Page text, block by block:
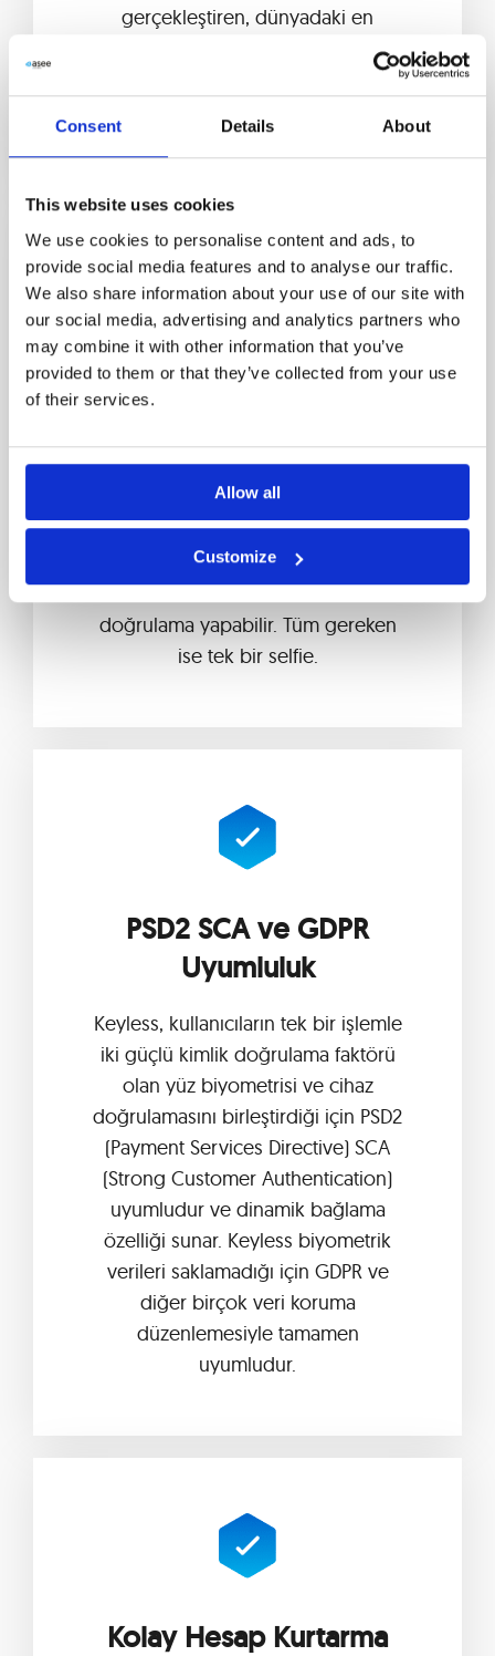
Consent Details About
This website uses cookies
We use cookies to personalise content and ads, to
provide social media features and to analyse our traffic.
We also share information about your use of our site with
our social media, advertising and analytics partners who
may combine it with other information that you’ve
provided to them or that they’ve collected from your use
of their services.
Allow all
Customize
gerçekleştiren, dünyadaki en
güvenli ve gizli biyometri teknolojisi
olan Zero-Knowledge Biometrics™
Tek Bir Selfie Yeter
herhangi bir cihazla kimlik
doğrulaması yapabilir. Çözüm ayrıca
çoklu cihaz desteği sunar; birden
fazla kullanıcı aynı cihazı kullanabilir
ve bir kullanıcı birden fazla cihazda
doğrulama yapabilir. Tüm gereken
ise tek bir selfie.
PSD2 SCA ve GDPR
Uyumluluk
Keyless, kullanıcıların tek bir işlemle
iki güçlü kimlik doğrulama faktörü
olan yüz biyometrisi ve cihaz
doğrulamasını birleştirdiği için PSD2
(Payment Services Directive) SCA
(Strong Customer Authentication)
uyumludur ve dinamik bağlama
özelliği sunar. Keyless biyometrik
verileri saklamadığı için GDPR ve
diğer birçok veri koruma
düzenlemesiyle tamamen
uyumludur.
Kolay Hesap Kurtarma